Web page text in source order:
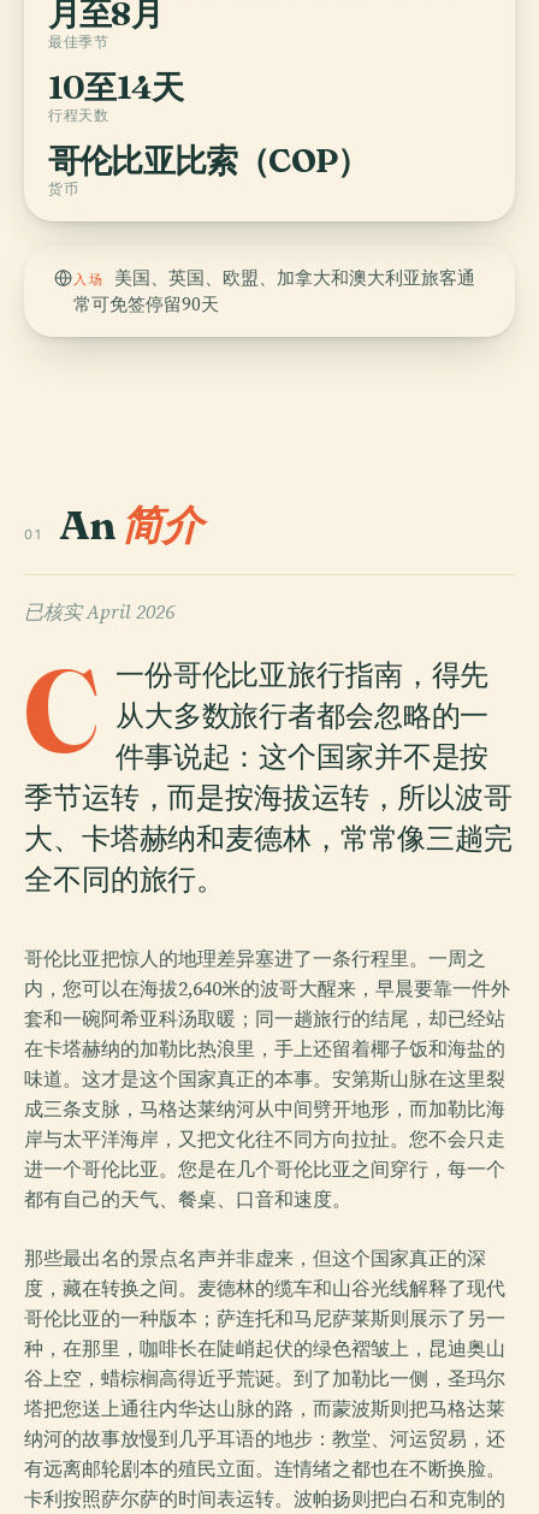
月至8月
最佳季节
10至14天
行程天数
哥伦比亚比索（COP）
货币
入场
美国、英国、欧盟、加拿大和澳大利亚旅客通
常可免签停留90天
01 An 简介
已核实April 2026
C 一份哥伦比亚旅行指南，得先
从大多数旅行者都会忽略的一
件事说起：这个国家并不是按
季节运转，而是按海拔运转，所以波哥
大、卡塔赫纳和麦德林，常常像三趟完
全不同的旅行。
哥伦比亚把惊人的地理差异塞进了一条行程里。一周之
内，您可以在海拔2,640米的波哥大醒来，早晨要靠一件外
套和一碗阿希亚科汤取暖；同一趟旅行的结尾，却已经站
在卡塔赫纳的加勒比热浪里，手上还留着椰子饭和海盐的
味道。这才是这个国家真正的本事。安第斯山脉在这里裂
成三条支脉，马格达莱纳河从中间劈开地形，而加勒比海
岸与太平洋海岸，又把文化往不同方向拉扯。您不会只走
进一个哥伦比亚。您是在几个哥伦比亚之间穿行，每一个
都有自己的天气、餐桌、口音和速度。
那些最出名的景点名声并非虚来，但这个国家真正的深
度，藏在转换之间。麦德林的缆车和山谷光线解释了现代
哥伦比亚的一种版本；萨连托和马尼萨莱斯则展示了另一
种，在那里，咖啡长在陡峭起伏的绿色褶皱上，昆迪奥山
谷上空，蜡棕榈高得近乎荒诞。到了加勒比一侧，圣玛尔
塔把您送上通往内华达山脉的路，而蒙波斯则把马格达莱
纳河的故事放慢到几乎耳语的地步：教堂、河运贸易，还
有远离邮轮剧本的殖民立面。连情绪之都也在不断换脸。
卡利按照萨尔萨的时间表运转。波帕扬则把白石和克制的